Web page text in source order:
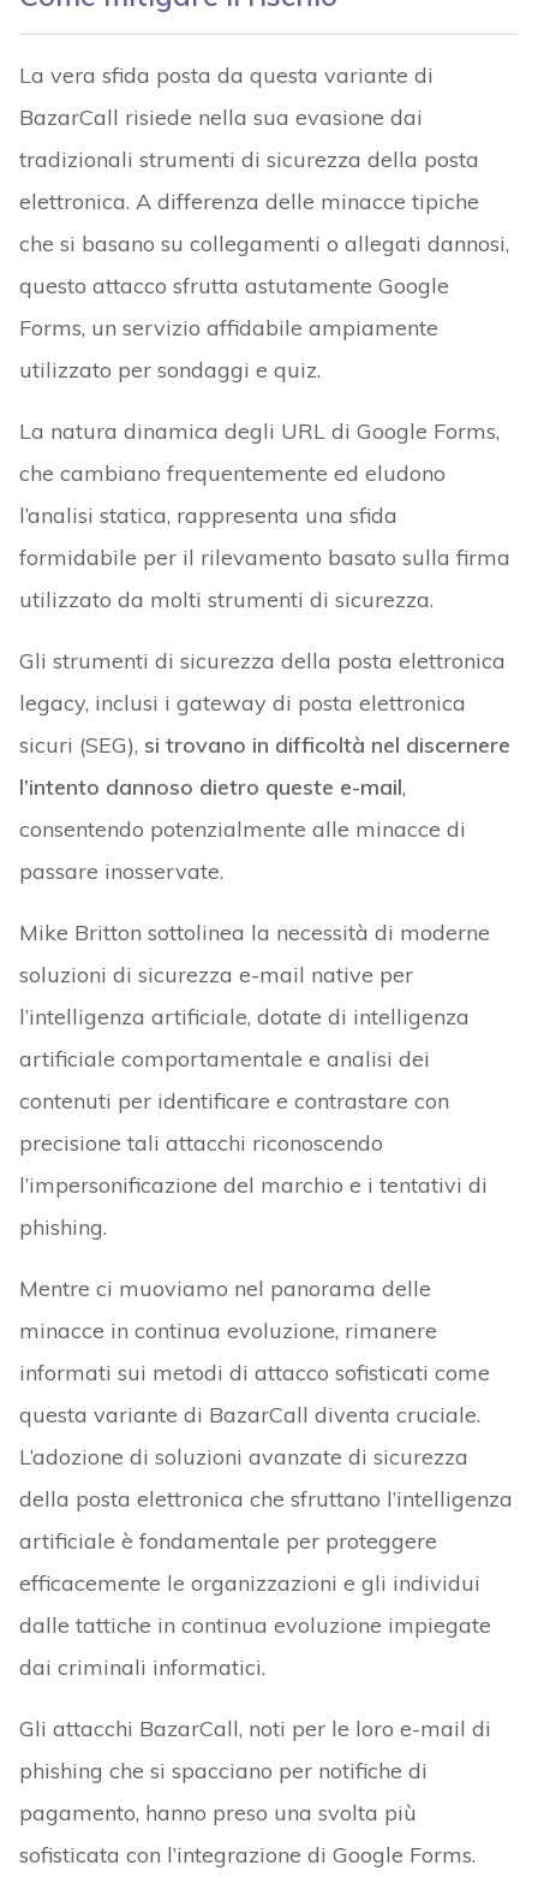
La vera sfida posta da questa variante di
BazarCall risiede nella sua evasione dai
tradizionali strumenti di sicurezza della posta
elettronica. A differenza delle minacce tipiche
che si basano su collegamenti o allegati dannosi,
questo attacco sfrutta astutamente Google
Forms, un servizio affidabile ampiamente
utilizzato per sondaggi e quiz.
La natura dinamica degli URL di Google Forms,
che cambiano frequentemente ed eludono
l’analisi statica, rappresenta una sfida
formidabile per il rilevamento basato sulla firma
utilizzato da molti strumenti di sicurezza.
Gli strumenti di sicurezza della posta elettronica
legacy, inclusi i gateway di posta elettronica
sicuri (SEG), si trovano in difficoltà nel discernere
l’intento dannoso dietro queste e-mail,
consentendo potenzialmente alle minacce di
passare inosservate.
Mike Britton sottolinea la necessità di moderne
soluzioni di sicurezza e-mail native per
l’intelligenza artificiale, dotate di intelligenza
artificiale comportamentale e analisi dei
contenuti per identificare e contrastare con
precisione tali attacchi riconoscendo
l’impersonificazione del marchio e i tentativi di
phishing.
Mentre ci muoviamo nel panorama delle
minacce in continua evoluzione, rimanere
informati sui metodi di attacco sofisticati come
questa variante di BazarCall diventa cruciale.
L’adozione di soluzioni avanzate di sicurezza
della posta elettronica che sfruttano l’intelligenza
artificiale è fondamentale per proteggere
efficacemente le organizzazioni e gli individui
dalle tattiche in continua evoluzione impiegate
dai criminali informatici.
Gli attacchi BazarCall, noti per le loro e-mail di
phishing che si spacciano per notifiche di
pagamento, hanno preso una svolta più
sofisticata con l’integrazione di Google Forms.